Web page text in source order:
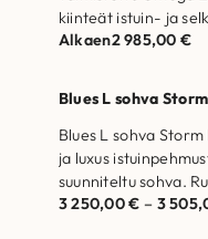
kiinteät istuin- ja
valmistettu
Alkaen2 985,00€
Blues L sohva Storm
Blues L sohva
ja luxus
suunniteltu sohva.
3 250,00€ – 3